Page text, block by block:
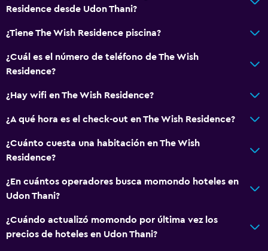
Residence desde Udon Thani?
¿Tiene The Wish Residence piscina?
¿Cuál es el número de teléfono de The Wish
Residence?
¿Hay wifi en The Wish Residence?
¿A qué hora es el check-out en The Wish Residence?
¿Cuánto cuesta una habitación en The Wish
Residence?
¿En cuántos operadores busca momondo hoteles en
Udon Thani?
¿Cuándo actualizó momondo por última vez los
precios de hoteles en Udon Thani?